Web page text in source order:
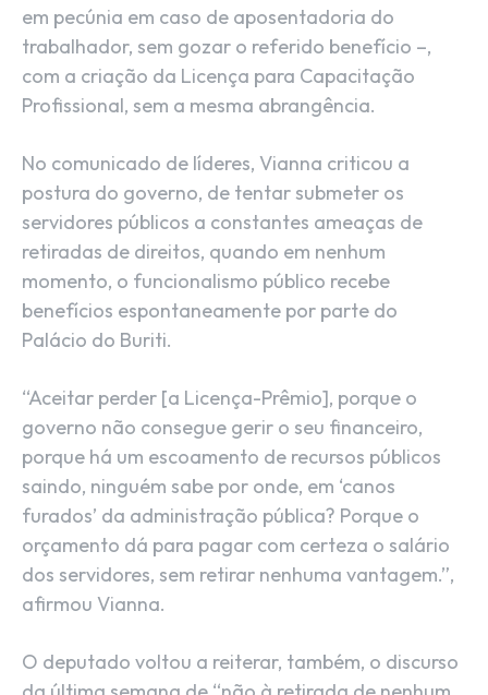
em pecúnia em caso de aposentadoria do
trabalhador, sem gozar o referido benefício –,
com a criação da Licença para Capacitação
Profissional, sem a mesma abrangência.
No comunicado de líderes, Vianna criticou a
postura do governo, de tentar submeter os
servidores públicos a constantes ameaças de
retiradas de direitos, quando em nenhum
momento, o funcionalismo público recebe
benefícios espontaneamente por parte do
Palácio do Buriti.
“Aceitar perder [a Licença-Prêmio], porque o
governo não consegue gerir o seu financeiro,
porque há um escoamento de recursos públicos
saindo, ninguém sabe por onde, em ‘canos
furados’ da administração pública? Porque o
orçamento dá para pagar com certeza o salário
dos servidores, sem retirar nenhuma vantagem.”,
afirmou Vianna.
O deputado voltou a reiterar, também, o discurso